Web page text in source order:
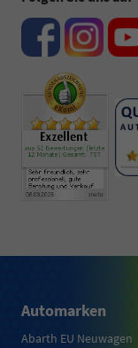
Automarken
Abarth EU Neuwagen